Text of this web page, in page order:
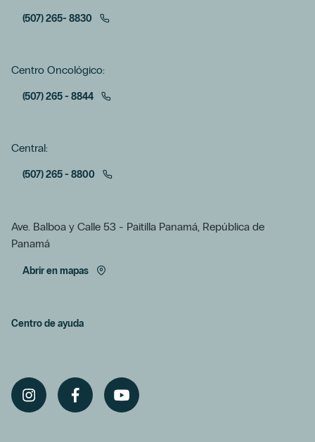
(507) 265- 8830
Centro Oncológico:
(507) 265 - 8844
Central:
(507) 265 - 8800
Ave. Balboa y Calle 53 - Paitilla Panamá, República de
Panamá
Abrir en mapas
Centro de ayuda